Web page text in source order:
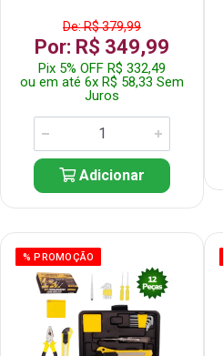
De: R$ 379,99
Por: R$ 349,99
Pix 5% OFF R$ 332,49
ou em até 6x R$ 58,33 Sem
Juros
Adicionar
% PROMOÇÃO